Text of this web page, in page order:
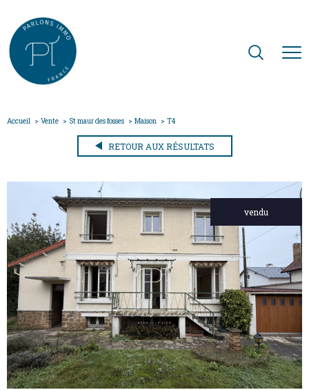
Accueil Vente St maur des fosses Maison T4
RETOUR AUX RÉSULTATS
vendu